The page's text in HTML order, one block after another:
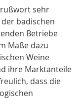
sehr
badischen
Betriebe
Maße dazu
Weine
ihre Marktanteile
dass die